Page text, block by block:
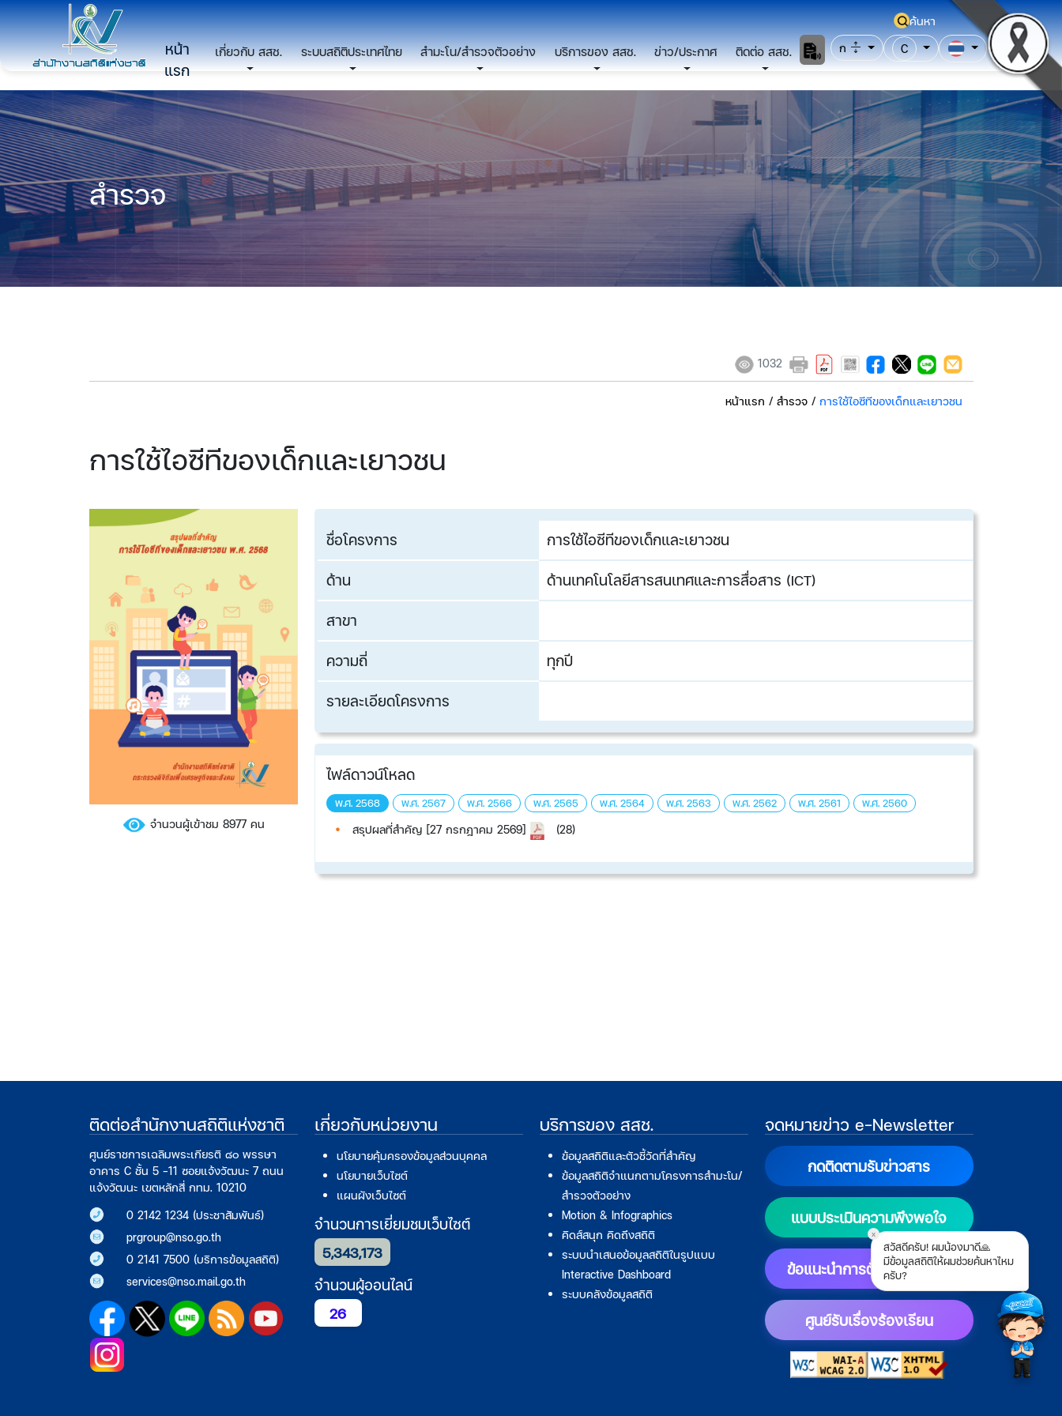
หน้า
แรก
เกี่ยวกับ สสช. ระบบสถิติประเทศไทย สำมะโน/สำรวจตัวอย่าง บริการของ สสช. ข่าว/ประกาศ ติดต่อ สสช.
ค้นหา
ก
C
สำรวจ
1032
หน้าแรก / สำรวจ/ การใช้ไอซีทีของเด็กและเยาวชน
การใช้ไอซีทีของเด็กและเยาวชน
จำนวนผู้เข้าชม 8977 คน
ชื่อโครงการ การใช้ไอซีทีของเด็กและเยาวชน
ด้าน ด้านเทคโนโลยีสารสนเทศและกา​รสื่อสาร (ICT)
สาขา
ความถี่ ทุกปี
รายละเอียดโครงการ
ไฟล์ดาวน์โหลด
พ.ศ. 2568 พ.ศ. 2567 พ.ศ. 2566 พ.ศ. 2565 พ.ศ. 2564​​​​​​ พ.ศ. 2563 พ.ศ. 2562 ​พ.ศ. 2561 พ.ศ. 2560
สรุปผลที่สำคัญ [27 กรกฎาคม 2569] (28)
x
สวัสดีครับ! ผมน้องมาดี🙏
มีข้อมูลสถิติให้ผมช่วยค้นหาไหม
ครับ?
ติดต่อสำนักงานสถิติแห่งชาติ
ศูนย์ราชการเฉลิมพระเกียรติ ๘๐ พรรษา
อาคาร C ชั้น 5 -11 ซอยแจ้งวัฒนะ 7 ถนน
แจ้งวัฒนะ เขตหลักสี่ กทม. 10210
0 2142 1234 (ประชาสัมพันธ์)
prgroup@nso.go.th
0 2141 7500 (บริการข้อมูลสถิติ)
services@nso.mail.go.th
เกี่ยวกับหน่วยงาน
นโยบายคุ้มครองข้อมูลส่วนบุคคล
นโยบายเว็บไซต์
แผนผังเว็บไซต์
จำนวนการเยี่ยมชมเว็บไซต์
5,343,173
จำนวนผู้ออนไลน์
26
บริการของ สสช.
ข้อมูลสถิติและตัวชี้วัดที่สำคัญ
ข้อมูลสถิติจำแนกตามโครงการสำมะโน/
สำรวจตัวอย่าง
Motion & Infographics
คิดส์สนุก คิดถึงสถิติ
ระบบนำเสนอข้อมูลสถิติในรูปแบบ
Interactive Dashboard
ระบบคลังข้อมูลสถิติ
จดหมายข่าว e-Newsletter
กดติดตามรับข่าวสาร
แบบประเมินความพึงพอใจ
ข้อแนะนำการตั้งค่าแสดงผล
ศูนย์รับเรื่องร้องเรียน